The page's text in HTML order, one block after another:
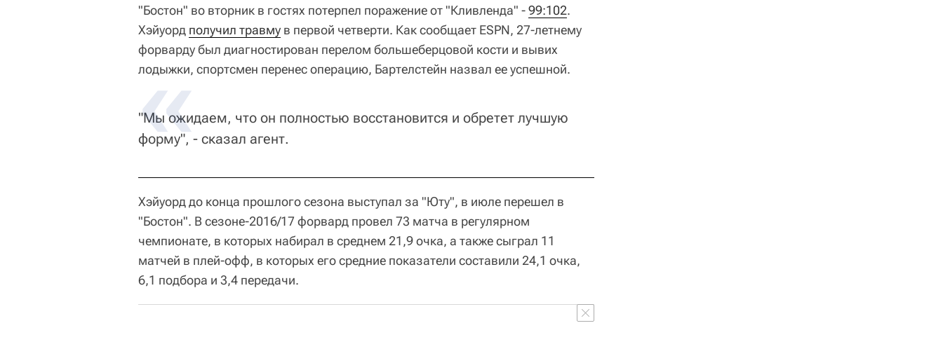
"Бостон" во вторник в гостях потерпел поражение от "Кливленда" -99:102.
Хэйуорд получил травму в первой четверти. Как сообщает ESPN, 27-летнему
форварду был диагностирован перелом большеберцовой кости и вывих
лодыжки, спортсмен перенес операцию, Бартелстейн назвал ее успешной.
"Мы ожидаем, что он полностью восстановится и обретет лучшую
форму", - сказал агент.
Хэйуорд до конца прошлого сезона выступал за "Юту", в июле перешел в
"Бостон". В сезоне-2016/17 форвард провел 73 матча в регулярном
чемпионате, в которых набирал в среднем 21,9 очка, а также сыграл 11
матчей в плей-офф, в которых его средние показатели составили 24,1 очка,
6,1 подбора и 3,4 передачи.